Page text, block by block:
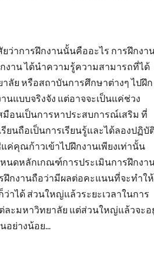
ว่าการฝึกงานนั้นคืออะไร การฝึกงา
าน ได้นำความรู้ความสามารถที่ได้
ลัย หรือสถาบันการศึกษาต่างๆ ไปฝึก
แบบจริงจัง แต่อาจจะเป็นแค่ช่วง
มือนเป็นการหาประสบการณ์เสริม ที่
ยนถือเป็นการเรียนรู้และได้ลองปฏิบั
ค่คุณก้าวเข้าไปฝึกงานเพียงเท่านั้น
นดหลักเกณฑ์การประเมินการฝึกงา
ฝึกงานถือว่ามีผลต่อคะแนนที่จะทำให้
าได้ ส่วนใหญ่แล้วระยะเวลาในการ
ะมหาวิทยาลัย แต่ส่วนใหญ่แล้วจะอ
อย่างน้อย...